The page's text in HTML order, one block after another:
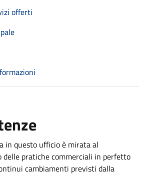
offerti
in questo ufficio è mirata al
delle pratiche commerciali in perfetto
cambiamenti previsti dalla